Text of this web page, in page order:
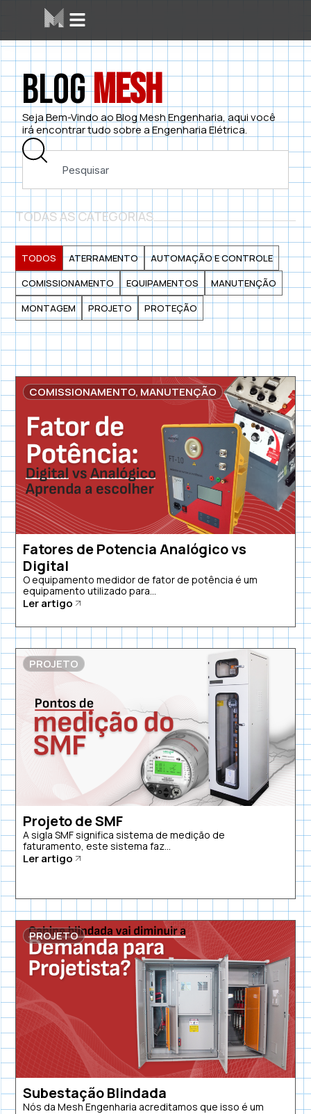
BlogMesh
Seja Bem-Vindo ao Blog Mesh Engenharia, aqui você
irá encontrar tudo sobre a Engenharia Elétrica.
TODAS AS CATEGORIAS
ATERRAMENTO
AUTOMAÇÃO E CONTROLE
COMISSIONAMENTO
EQUIPAMENTOS
MANUTENÇÃO
MONTAGEM
PROJETO PROTEÇÃO
TODOS
COMISSIONAMENTO, MANUTENÇÃO
Fatores de Potencia Analógico vs
Digital
O equipamento medidor de fator de potência é um
equipamento utilizado para...
Ler artigo
PROJETO
Projeto de SMF
A sigla SMF significa sistema de medição de
faturamento, este sistema faz...
Ler artigo
PROJETO
Subestação Blindada
Nós da Mesh Engenharia acreditamos que isso é um